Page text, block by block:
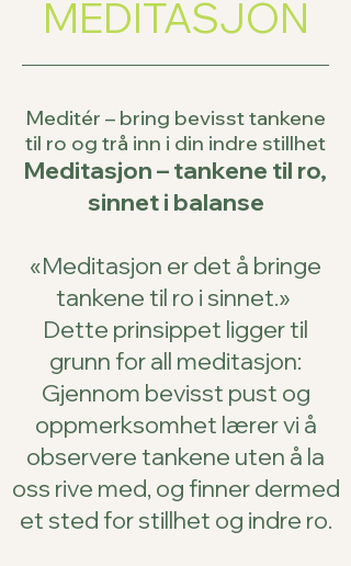
MEDITASJON
Meditér – bring bevisst tankene
til ro og trå inn i din indre stillhet
Meditasjon – tankene til ro,
sinnet i balanse
«Meditasjon er det å bringe
tankene til ro i sinnet.»
Dette prinsippet ligger til
grunn for all meditasjon:
Gjennom bevisst pust og
oppmerksomhet lærer vi å
observere tankene uten å la
oss rive med, og finner dermed
et sted for stillhet og indre ro.